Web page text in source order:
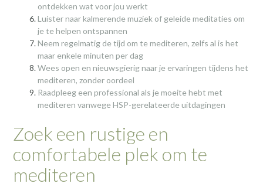
ontdekken wat voor jou werkt
Luister naar kalmerende muziek of geleide meditaties om
je te helpen ontspannen
Neem regelmatig de tijd om te mediteren, zelfs al is het
maar enkele minuten per dag
Wees open en nieuwsgierig naar je ervaringen tijdens het
mediteren, zonder oordeel
Raadpleeg een professional als je moeite hebt met
mediteren vanwege HSP-gerelateerde uitdagingen
Zoek een rustige en
comfortabele plek om te
mediteren